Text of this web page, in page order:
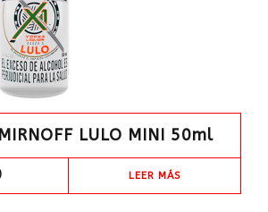
LULO MINI 50ml
LEER MÁS